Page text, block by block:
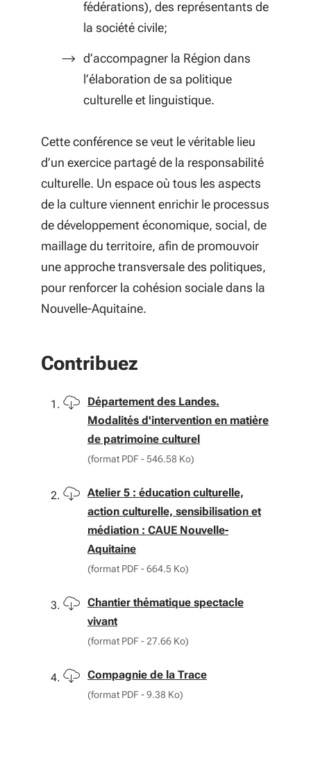
fédérations), des représentants de
la société civile;
d’accompagner la Région dans
l’élaboration de sa politique
culturelle et linguistique.
Cette conférence se veut le véritable lieu
d’un exercice partagé de la responsabilité
culturelle. Un espace où tous les aspects
de la culture viennent enrichir le processus
de développement économique, social, de
maillage du territoire, afin de promouvoir
une approche transversale des politiques,
pour renforcer la cohésion sociale dans la
Nouvelle-Aquitaine.
Contribuez
Télécharger
Département des Landes.
Modalités d'intervention en matière
de patrimoine culturel
(format PDF - 546.58 Ko)
Télécharger
Atelier 5 : éducation culturelle,
action culturelle, sensibilisation et
médiation : CAUE Nouvelle-
Aquitaine
(format PDF - 664.5 Ko)
Télécharger
Chantier thématique spectacle
vivant
(format PDF - 27.66 Ko)
Télécharger
Compagnie de la Trace
(format PDF - 9.38 Ko)